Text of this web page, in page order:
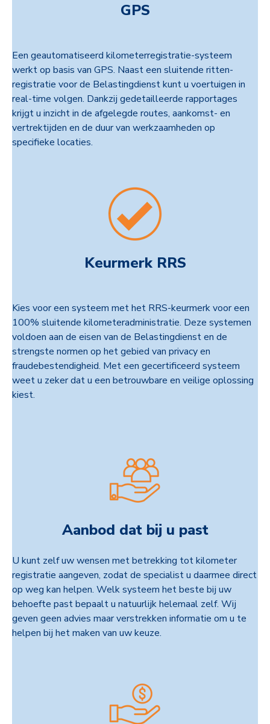
GPS
Een geautomatiseerd kilometerregistratie-systeem
werkt op basis van GPS. Naast een sluitende ritten-
registratie voor de Belastingdienst kunt u voertuigen in
real-time volgen. Dankzij gedetailleerde rapportages
krijgt u inzicht in de afgelegde routes, aankomst- en
vertrektijden en de duur van werkzaamheden op
specifieke locaties.
Keurmerk RRS
Kies voor een systeem met het RRS-keurmerk voor een
100% sluitende kilometeradministratie. Deze systemen
voldoen aan de eisen van de Belastingdienst en de
strengste normen op het gebied van privacy en
fraudebestendigheid. Met een gecertificeerd systeem
weet u zeker dat u een betrouwbare en veilige oplossing
kiest.
Aanbod dat bij u past
U kunt zelf uw wensen met betrekking tot kilometer
registratie aangeven, zodat de specialist u daarmee direct
op weg kan helpen. Welk systeem het beste bij uw
behoefte past bepaalt u natuurlijk helemaal zelf. Wij
geven geen advies maar verstrekken informatie om u te
helpen bij het maken van uw keuze.